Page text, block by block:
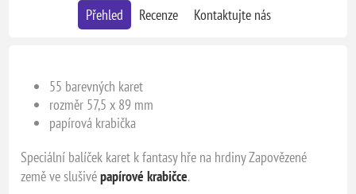
Přehled Recenze Kontaktujte nás
55 barevných karet
rozměr 57,5 x 89 mm
papírová krabička
Speciální balíček karet k fantasy hře na hrdiny Zapovězené
země ve slušivépapírové krabičce.